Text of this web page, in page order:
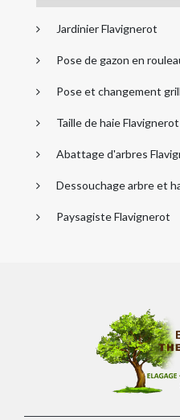
Jardinier Flavignerot
Pose de gazon en
Pose et changement
Taille de haie Flavignerot
Abattage d'arbres
Dessouchage arbre et
Paysagiste Flavignerot